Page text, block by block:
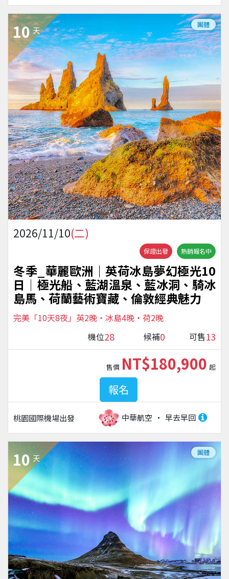
10 天
團體
2026/11/10(二)
保證出發 熱銷報名中
冬季_華麗歐洲｜英荷冰島夢幻極光10
日│極光船、藍湖溫泉、藍冰洞、騎冰
島馬、荷蘭藝術寶藏、倫敦經典魅力
完美「10天8夜」英2晚・冰島4晚・荷2晚
機位28 候補0 可售13
桃園國際機場出發 中華航空 早去早回
售價 NT$180,900 起
報名
10 天
團體